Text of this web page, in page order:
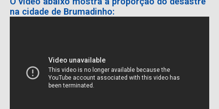
na cidade de Brumadinho: